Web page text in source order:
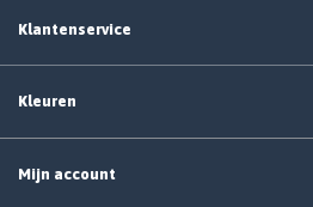
Klantenservice
Kleuren
Mijn account